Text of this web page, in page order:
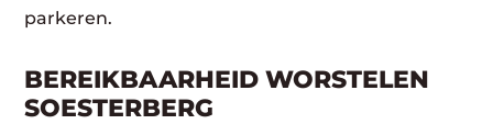
parkeren.
BEREIKBAARHEID WORSTELEN
SOESTERBERG